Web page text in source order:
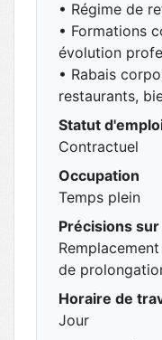
• Régime de
• Formations
évolution
• Rabais
restaurants,
Statut
Contractuel
Occupation
Temps plein
Précisions
de
Horaire de
Jour